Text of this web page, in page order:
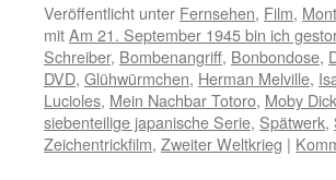
Veröffentlicht unter Fernsehen, Film,
mitAm 21. September 1945 bin ich
Schreiber, Bombenangriff, Bonbondose,
DVD, Glühwürmchen, Herman Melville,
Lucioles, Mein Nachbar Totoro, Moby Dick
siebenteilige japanische Serie, Spätwerk,
Zeichentrickfilm, Zweiter Weltkrieg |